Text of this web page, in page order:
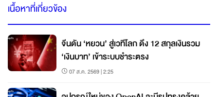
เนื้อหาที่เกี่ยวข้อง
จีนดัน ‘หยวน’ สู่เวทีโลก ดึง 12 สกุลเงินรวม
‘เงินบาท’ เข้าระบบชำระตรง
07 ส.ค. 2569 | 2:25